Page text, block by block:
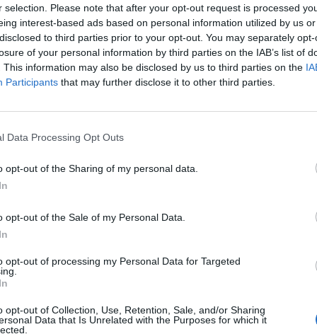
selection. Please note that after your opt-out request is processed
interest-based ads based on personal information utilized by us
to third parties prior to your opt-out. You may separately
of your personal information by third parties on the IAB’s list of
This information may also be disclosed by us to third parties on the
Participants that may further disclose it to other third parties.
Data Processing Opt Outs
opt-out of the Sharing of my personal data.
opt-out of the Sale of my Personal Data.
opt-out of processing my Personal Data for Targeted
opt-out of Collection, Use, Retention, Sale, and/or Sharing
Data that Is Unrelated with the Purposes for which it
nyitása ellenére erősödést mutatnak zárás
a DAX 1, a CAC 40 1.1, a FTSE 0.4%-os
gyorsjelentést publikáló Deutsche Telekom
alatt.A nap nyertese az 5.1%-kal szárnyaló ING, a
gyorsjelentése okozott optimizmust.
portfolio.hu hírarchívumához tartozik, melynek olvasása
tartalmazza:
elmúlt 2 év napon belüli